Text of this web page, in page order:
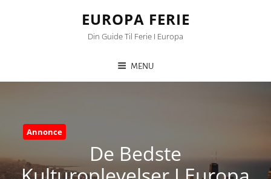
EUROPA FERIE
Din Guide Til Ferie I Europa
MENU
Annonce
De Bedste